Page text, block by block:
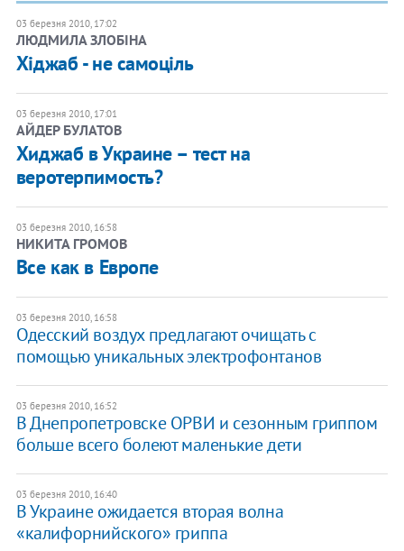
03 березня 2010, 17:02
ЛЮДМИЛА ЗЛОБІНА
Хіджаб - не самоціль
03 березня 2010, 17:01
АЙДЕР БУЛАТОВ
Хиджаб в Украине – тест на
веротерпимость?
03 березня 2010, 16:58
НИКИТА ГРОМОВ
Все как в Европе
03 березня 2010, 16:58
Одесский воздух предлагают очищать с
помощью уникальных электрофонтанов
03 березня 2010, 16:52
В Днепропетровске ОРВИ и сезонным гриппом
больше всего болеют маленькие дети
03 березня 2010, 16:40
В Украине ожидается вторая волна
«калифорнийского» гриппа